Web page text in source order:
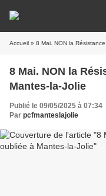
Accueil » 8 Mai. NON la
8 Mai. NON la
Mantes-la-Jolie
Publié le 09/05/2025 à 07:34
Par pcfmanteslajolie